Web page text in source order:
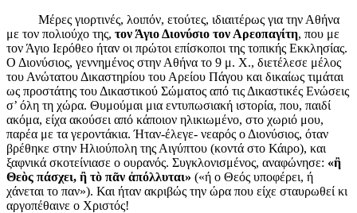
Μέρες γιορτινές, λοιπόν, ετούτες, ιδιαιτέρως για την Αθήνα
με τον πολιούχο της, τον Άγιο Διονύσιο τον Αρεοπαγίτη, που με
τον Άγιο Ιερόθεο ήταν οι πρώτοι επίσκοποι της τοπικής Εκκλησίας.
Ο Διονύσιος, γεννημένος στην Αθήνα το 9 μ. Χ., διετέλεσε μέλος
του Ανώτατου Δικαστηρίου του Αρείου Πάγου και δικαίως τιμάται
ως προστάτης του Δικαστικού Σώματος από τις Δικαστικές Ενώσεις
σ’ όλη τη χώρα. Θυμούμαι μια εντυπωσιακή ιστορία, που, παιδί
ακόμα, είχα ακούσει από κάποιον ηλικιωμένο, στο χωριό μου,
παρέα με τα γεροντάκια. Ήταν-έλεγε- νεαρός ο Διονύσιος, όταν
βρέθηκε στην Ηλιούπολη της Αιγύπτου (κοντά στο Κάιρο), και
ξαφνικά σκοτείνιασε ο ουρανός. Συγκλονισμένος, αναφώνησε: «ἢ
Θεὸς πάσχει, ἢ τὸ πᾶν ἀπόλλυται» («ή ο Θεός υποφέρει, ή
χάνεται το παν»). Και ήταν ακριβώς την ώρα που είχε σταυρωθεί κι
αργοπέθαινε ο Χριστός!